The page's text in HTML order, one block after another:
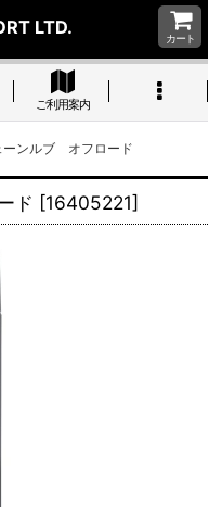
LTD.
カート
ご利用案内
ンルブ オフロード
ド [16405221]